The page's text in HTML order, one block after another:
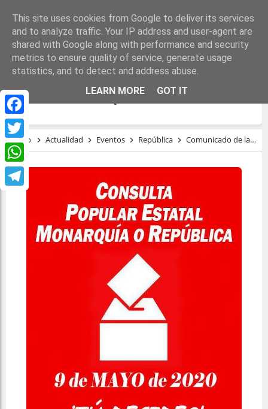
Facebook
Twitter
WhatsApp
COMUNICADO DE LA PLATAFORMA
ESTATAL MONARQUÍA O REPÚBLICA
Inicio Actualidad Eventos República Comunicado de la Plataforma estatal Monarquía o República
This site uses cookies from Google to deliver its services
and to analyze traffic. Your IP address and user-agent are
shared with Google along with performance and security
metrics to ensure quality of service, generate usage
statistics, and to detect and address abuse.
LEARN MORE
GOT IT